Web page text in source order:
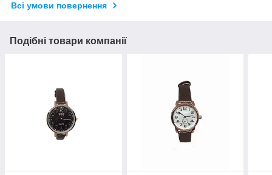
Всі умови повернення
Подібні товари компанії